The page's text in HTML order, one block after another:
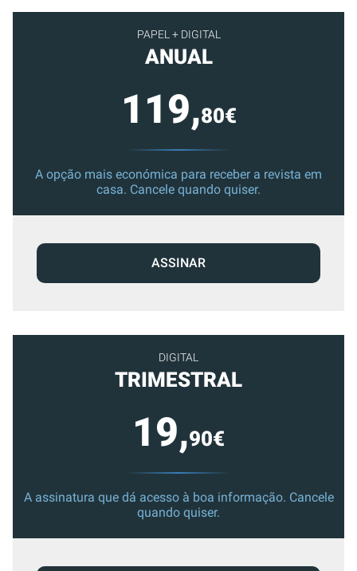
PAPEL + DIGITAL
ANUAL
119,80€
A opção mais económica para receber a revista em
casa. Cancele quando quiser.
ASSINAR
DIGITAL
TRIMESTRAL
19,90€
A assinatura que dá acesso à boa informação. Cancele
quando quiser.